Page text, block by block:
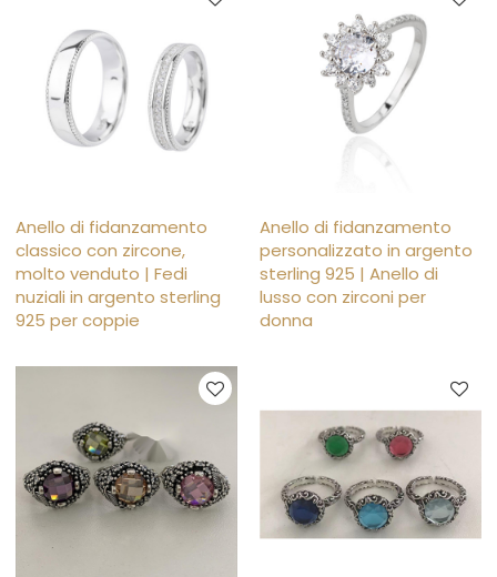
Anello di fidanzamento
classico con zircone,
molto venduto | Fedi
nuziali in argento sterling
925 per coppie
Anello di fidanzamento
personalizzato in argento
sterling 925 | Anello di
lusso con zirconi per
donna